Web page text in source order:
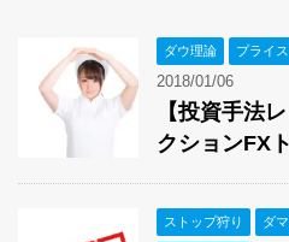
ダウ理論 プライ
2018/01/06
【投資手法
クションFX
ストップ狩り ダ